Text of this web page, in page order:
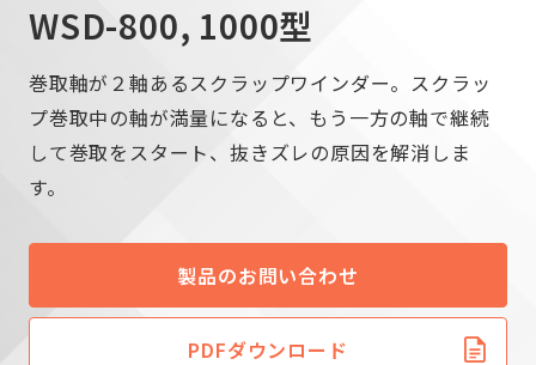
WSD-800, 1000型
巻取軸が２軸あるスクラップワインダー。スクラッ
プ巻取中の軸が満量になると、もう一方の軸で継続
して巻取をスタート、抜きズレの原因を解消しま
す。
製品のお問い合わせ
PDFダウンロード